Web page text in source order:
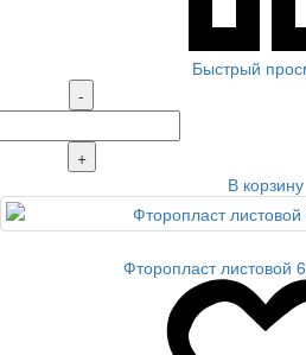
Быстрый
-
+
В корзину
Фторопласт листовой